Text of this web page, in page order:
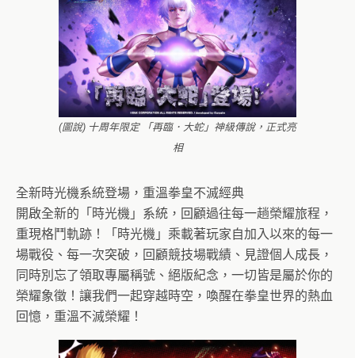
(圖說) 十周年限定 「再臨．大蛇」神級傳說，正式亮
相
全新時光機系統登場，重溫拳皇不滅經典
開啟全新的「時光機」系統，回顧過往每一趟榮耀旅程，
重現格鬥軌跡！「時光機」乘載著玩家自加入以來的每一
場戰役、每一次突破，回顧競技場戰績、見證個人成長，
同時別忘了領取專屬稱號、絕版紀念，一切皆是屬於你的
榮耀象徵！讓我們一起穿越時空，喚醒在拳皇世界的熱血
回憶，重溫不滅榮耀！